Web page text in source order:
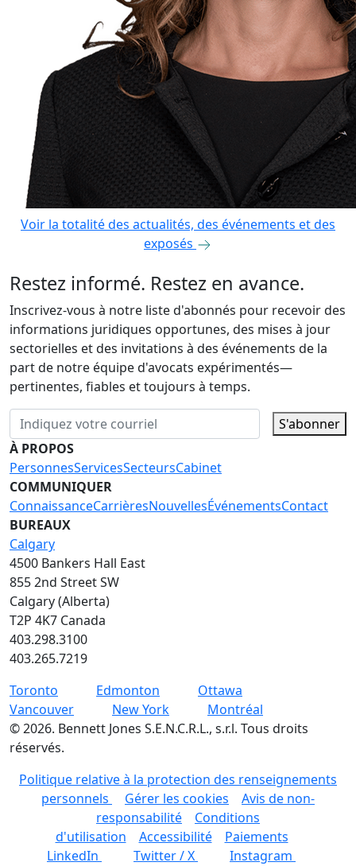
Voir la totalité des actualités, des événements et des
exposés
Restez informé. Restez en avance.
Inscrivez-vous à notre liste d'abonnés pour recevoir des
informations juridiques opportunes, des mises à jour
sectorielles et des invitations à des événements de la
part de notre équipe d'avocats expérimentés—
pertinentes, fiables et toujours à temps.
S'abonner
À PROPOS
PersonnesServicesSecteursCabinet
COMMUNIQUER
ConnaissanceCarrièresNouvellesÉvénementsContact
BUREAUX
Calgary
4500 Bankers Hall East
855 2nd Street SW
Calgary (Alberta)
T2P 4K7 Canada
403.298.3100
403.265.7219
Toronto
Edmonton
Ottawa
Vancouver
New York
Montréal
©2026. Bennett Jones S.E.N.C.R.L., s.r.l. Tous droits
réservés.
Politique relative à la protection des renseignements
personnels
Gérer les cookies
Avis de non-
responsabilité
Conditions
d'utilisation
Accessibilité
Paiements
LinkedIn
Twitter / X
Instagram